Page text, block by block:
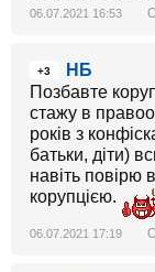
06.07.2021 16:53
+3
НБ
Позбавте
стажу в
років з
батьки, діти)
навіть повірю
корупцією.
06.07.2021 17:19